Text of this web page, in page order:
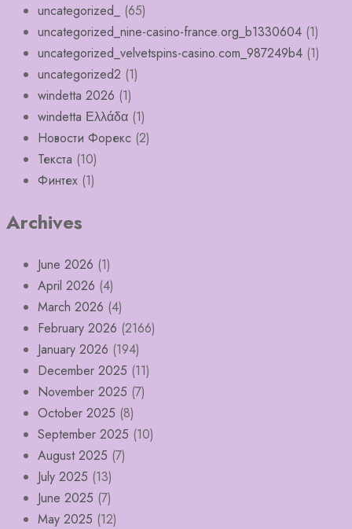
uncategorized_
(65)
uncategorized_nine-casino-france.org_b1330604 (1)
uncategorized_velvetspins-casino.com_987249b4 (1)
uncategorized2 (1)
windetta 2026 (1)
windetta Ελλάδα (1)
Новости Форекс (2)
Текста (10)
Финтех (1)
Archives
June 2026 (1)
April 2026 (4)
March 2026 (4)
February 2026 (2166)
January 2026 (194)
December 2025 (11)
November 2025 (7)
October 2025 (8)
September 2025 (10)
August 2025 (7)
July 2025 (13)
June 2025 (7)
May 2025 (12)